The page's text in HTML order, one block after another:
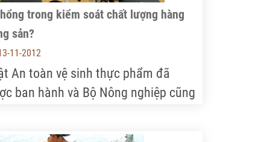
trong kiểm soát chất lượng hàng
sản?
11-2012
An toàn vệ sinh thực phẩm đã
ban hành và Bộ Nông nghiệp cũng
soát chất lượng hàng nông sản